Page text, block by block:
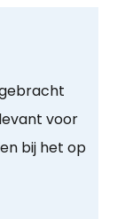
voor
bij het op